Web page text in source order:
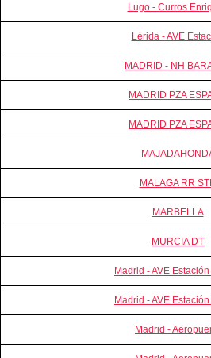
Lugo - Curros
Lérida - AVE
MADRID - NH
MADRID PZA
MADRID PZA
MALAGA RR
MARBELLA
MURCIA DT
Madrid - AVE
Madrid - AVE
Madrid -